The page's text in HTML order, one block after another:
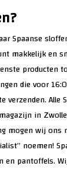
Spaanse
makkelijk en
producten
die voor
verzenden. Alle
in
mogen wij ons
noemen!
en pantoffels.